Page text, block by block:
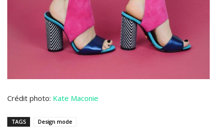
Crédit photo: Kate Maconie
TAGS Design mode